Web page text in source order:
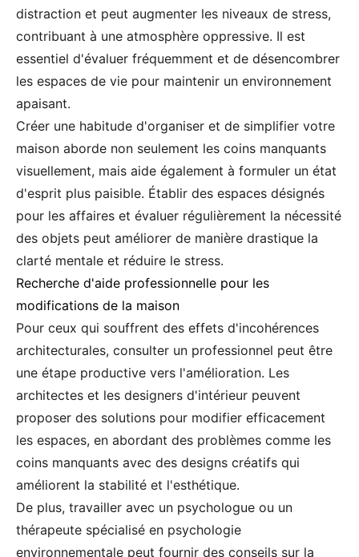
distraction et peut augmenter les niveaux de stress,
contribuant à une atmosphère oppressive. Il est
essentiel d'évaluer fréquemment et de désencombrer
les espaces de vie pour maintenir un environnement
apaisant.
Créer une habitude d'organiser et de simplifier votre
maison aborde non seulement les coins manquants
visuellement, mais aide également à formuler un état
d'esprit plus paisible. Établir des espaces désignés
pour les affaires et évaluer régulièrement la nécessité
des objets peut améliorer de manière drastique la
clarté mentale et réduire le stress.
Recherche d'aide professionnelle pour les
modifications de la maison
Pour ceux qui souffrent des effets d'incohérences
architecturales, consulter un professionnel peut être
une étape productive vers l'amélioration. Les
architectes et les designers d'intérieur peuvent
proposer des solutions pour modifier efficacement
les espaces, en abordant des problèmes comme les
coins manquants avec des designs créatifs qui
améliorent la stabilité et l'esthétique.
De plus, travailler avec un psychologue ou un
thérapeute spécialisé en psychologie
environnementale peut fournir des conseils sur la